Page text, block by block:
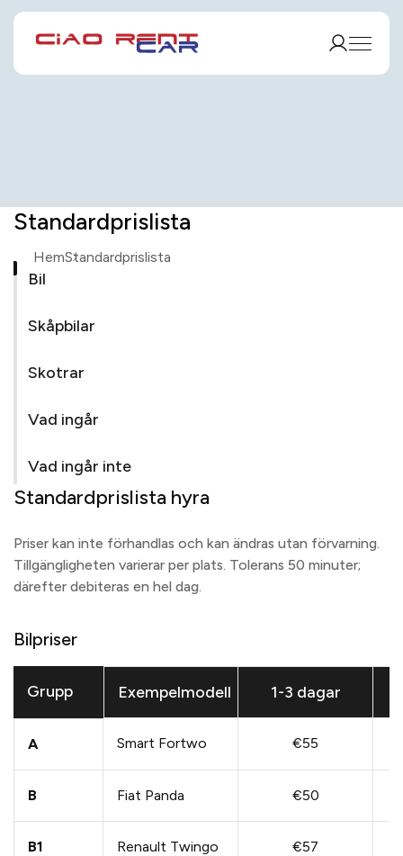
Standardprislista
HemStandardprislista
Bil
Skåpbilar
Skotrar
Vad ingår
Vad ingår inte
Standardprislista hyra
Priser kan inte förhandlas och kan ändras utan förvarning.
Tillgängligheten varierar per plats. Tolerans 50 minuter;
därefter debiteras en hel dag.
Bilpriser
Grupp Exempelmodell 1-3 dagar
A Smart Fortwo €55
B Fiat Panda €50
B1 Renault Twingo €57